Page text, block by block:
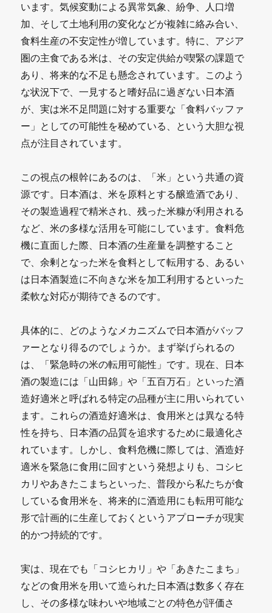
います。気候変動による異常気象、紛争、人口増
加、そして土地利用の変化などが複雑に絡み合い、
食料生産の不安定性が増しています。特に、アジア
圏の主食である米は、その安定供給が喫緊の課題で
あり、将来的な不足も懸念されています。このよう
な状況下で、一見すると嗜好品に過ぎない日本酒
が、実は米不足問題に対する重要な「食料バッファ
ー」としての可能性を秘めている、という大胆な視
点が注目されています。
この視点の根幹にあるのは、「米」という共通の資
源です。日本酒は、米を原料とする醸造酒であり、
その製造過程で精米され、残った米糠が利用される
など、米の多様な活用を可能にしています。食料危
機に直面した際、日本酒の生産量を調整すること
で、余剰となった米を食料として転用する、あるい
は日本酒製造に不向きな米を加工利用するといった
柔軟な対応が期待できるのです。
具体的に、どのようなメカニズムで日本酒がバッフ
ァーとなり得るのでしょうか。まず挙げられるの
は、「緊急時の米の転用可能性」です。現在、日本
酒の製造には「山田錦」や「五百万石」といった酒
造好適米と呼ばれる特定の品種が主に用いられてい
ます。これらの酒造好適米は、食用米とは異なる特
性を持ち、日本酒の品質を追求するために最適化さ
れています。しかし、食料危機に際しては、酒造好
適米を緊急に食用に回すという発想よりも、コシヒ
カリやあきたこまちといった、普段から私たちが食
している食用米を、将来的に酒造用にも転用可能な
形で計画的に生産しておくというアプローチが現実
的かつ持続的です。
実は、現在でも「コシヒカリ」や「あきたこまち」
などの食用米を用いて造られた日本酒は数多く存在
し、その多様な味わいや地域ごとの特色が評価さ